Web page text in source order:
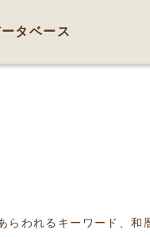
タベース
らわれるキーワード、